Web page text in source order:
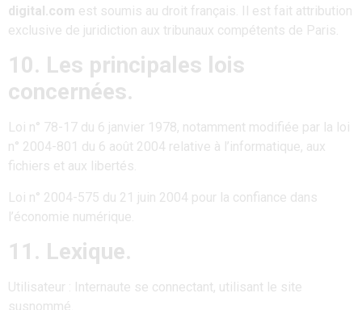
digital.com est soumis au droit français. Il est fait attribution
exclusive de juridiction aux tribunaux compétents de Paris.
10. Les principales lois
concernées.
Loi n° 78-17 du 6 janvier 1978, notamment modifiée par la loi
n° 2004-801 du 6 août 2004 relative à l’informatique, aux
fichiers et aux libertés.
Loi n° 2004-575 du 21 juin 2004 pour la confiance dans
l’économie numérique.
11. Lexique.
Utilisateur : Internaute se connectant, utilisant le site
susnommé.